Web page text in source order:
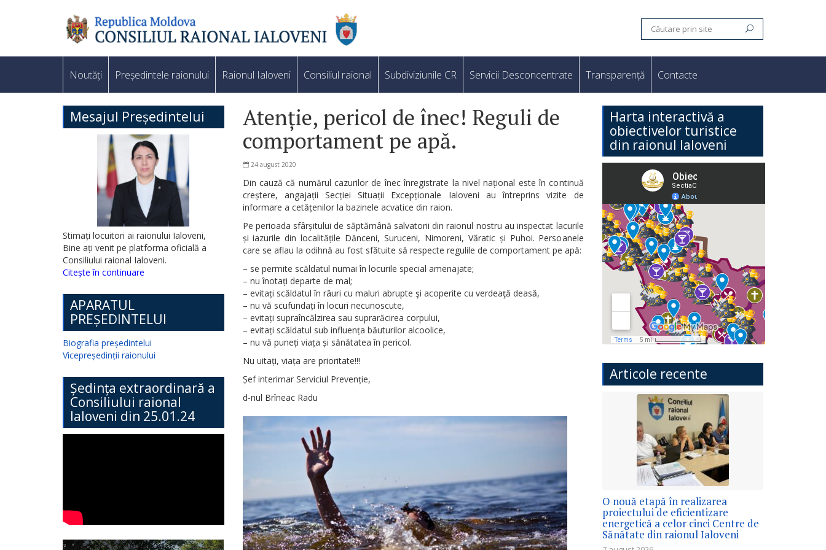
Noutăți Președintele raionului Raionul Ialoveni Consiliul raional Subdiviziunile CR Servicii Desconcentrate Transparență Contacte
Mesajul Președintelui
Stimați locuitori ai raionului Ialoveni,
Bine ați venit pe platforma oficială a
Consiliului raional Ialoveni.
Citește în continuare
APARATUL
PREȘEDINTELUI
Biografia președintelui
Vicepreședinții raionului
Ședința extraordinară a
Consiliului raional
Ialoveni din 25.01.24
Atenție, pericol de înec! Reguli de
comportament pe apă.
24 august 2020
Din cauză că numărul cazurilor de înec înregistrate la nivel național este în continuă
creștere, angajații Secției Situații Excepționale Ialoveni au întreprins vizite de
informare a cetățenilor la bazinele acvatice din raion.
Pe perioada sfârșitului de săptămână salvatorii din raionul nostru au inspectat lacurile
și iazurile din localitățile Dănceni, Suruceni, Nimoreni, Văratic și Puhoi. Persoanele
care se aflau la odihnă au fost sfătuite să respecte regulile de comportament pe apă:
– se permite scăldatul numai în locurile special amenajate;
– nu înotați departe de mal;
– evitați scăldatul în râuri cu maluri abrupte şi acoperite cu verdeaţă deasă,
– nu vă scufundați în locuri necunoscute,
– evitați supraîncălzirea sau suprarăcirea corpului,
– evitați scăldatul sub influența băuturilor alcoolice,
– nu vă puneți viața și sănătatea în pericol.
Nu uitați, viața are prioritate!!!
Șef interimar Serviciul Prevenție,
d-nul Brîneac Radu
Harta interactivă a
obiectivelor turistice
din raionul Ialoveni
Articole recente
O nouă etapă în realizarea
proiectului de eficientizare
energetică a celor cinci Centre de
Sănătate din raionul Ialoveni